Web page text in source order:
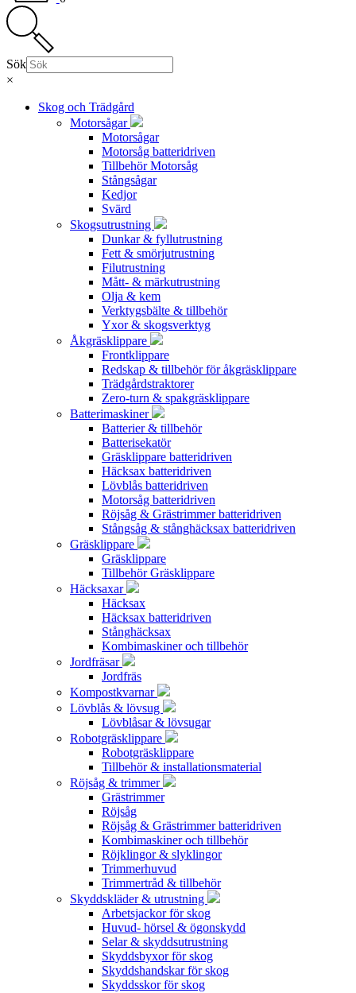
Sök
×
Skog och Trädgård
Motorsågar
Motorsågar
Motorsåg batteridriven
Tillbehör Motorsåg
Stångsågar
Kedjor
Svärd
Skogsutrustning
Dunkar & fyllutrustning
Fett & smörjutrustning
Filutrustning
Mått- & märkutrustning
Olja & kem
Verktygsbälte & tillbehör
Yxor & skogsverktyg
Åkgräsklippare
Frontklippare
Redskap & tillbehör för åkgräsklippare
Trädgårdstraktorer
Zero-turn & spakgräsklippare
Batterimaskiner
Batterier & tillbehör
Batterisekatör
Gräsklippare batteridriven
Häcksax batteridriven
Lövblås batteridriven
Motorsåg batteridriven
Röjsåg & Grästrimmer batteridriven
Stångsåg & stånghäcksax batteridriven
Gräsklippare
Gräsklippare
Tillbehör Gräsklippare
Häcksaxar
Häcksax
Häcksax batteridriven
Stånghäcksax
Kombimaskiner och tillbehör
Jordfräsar
Jordfräs
Kompostkvarnar
Lövblås & lövsug
Lövblåsar & lövsugar
Robotgräsklippare
Robotgräsklippare
Tillbehör & installationsmaterial
Röjsåg & trimmer
Grästrimmer
Röjsåg
Röjsåg & Grästrimmer batteridriven
Kombimaskiner och tillbehör
Röjklingor & slyklingor
Trimmerhuvud
Trimmertråd & tillbehör
Skyddskläder & utrustning
Arbetsjackor för skog
Huvud- hörsel & ögonskydd
Selar & skyddsutrustning
Skyddsbyxor för skog
Skyddshandskar för skog
Skyddsskor för skog